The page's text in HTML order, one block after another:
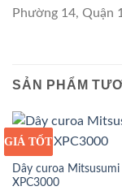
Phường 14, Quận
SẢN PHẨM
GIÁ SỈ
GIÁ TỐT
Dây curoa Mitsusumi
XPC3000